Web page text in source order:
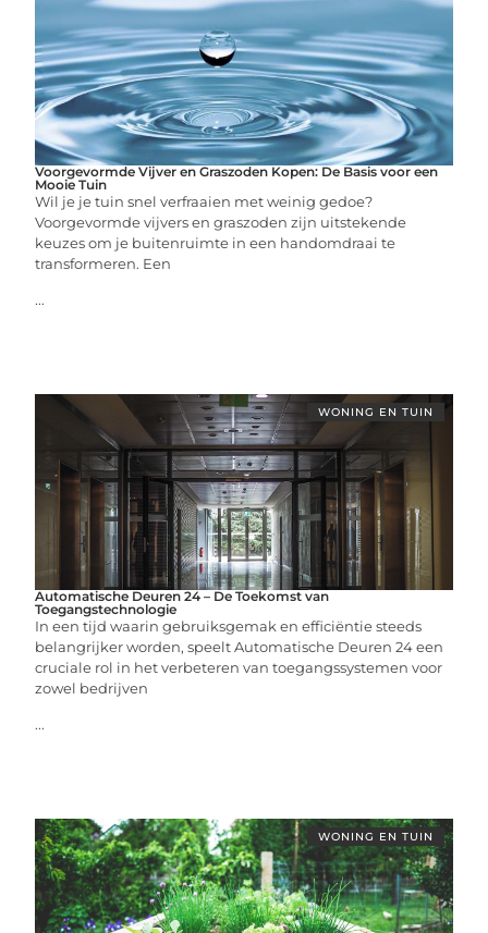
Voorgevormde Vijver en Graszoden Kopen: De Basis voor een
Mooie Tuin
Wil je je tuin snel verfraaien met weinig gedoe?
Voorgevormde vijvers en graszoden zijn uitstekende
keuzes om je buitenruimte in een handomdraai te
transformeren. Een
...
WONING EN TUIN
Automatische Deuren 24 – De Toekomst van
Toegangstechnologie
In een tijd waarin gebruiksgemak en efficiëntie steeds
belangrijker worden, speelt Automatische Deuren 24 een
cruciale rol in het verbeteren van toegangssystemen voor
zowel bedrijven
...
WONING EN TUIN